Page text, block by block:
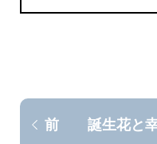
前 誕生花と